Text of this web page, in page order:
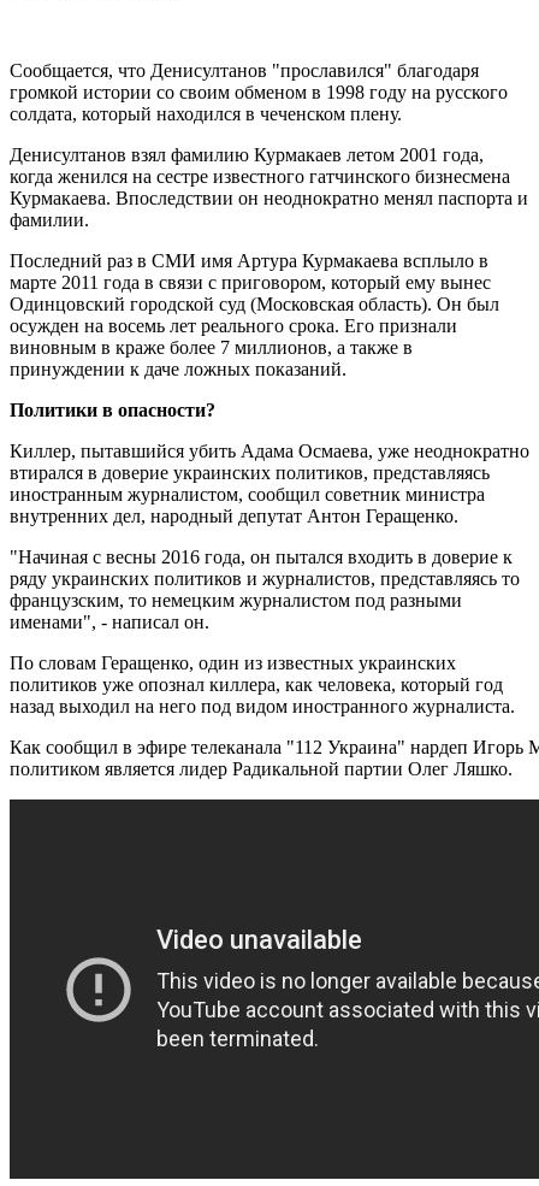
Сообщается, что Денисултанов "прославился" благодаря
громкой истории со своим обменом в 1998 году на русского
солдата, который находился в чеченском плену.
Денисултанов взял фамилию Курмакаев летом 2001 года,
когда женился на сестре известного гатчинского бизнесмена
Курмакаева. Впоследствии он неоднократно менял паспорта и
фамилии.
Последний раз в СМИ имя Артура Курмакаева всплыло в
марте 2011 года в связи с приговором, который ему вынес
Одинцовский городской суд (Московская область). Он был
осужден на восемь лет реального срока. Его признали
виновным в краже более 7 миллионов, а также в
принуждении к даче ложных показаний.
Политики в опасности?
Киллер, пытавшийся убить Адама Осмаева, уже неоднократно
втирался в доверие украинских политиков, представляясь
иностранным журналистом, сообщил советник министра
внутренних дел, народный депутат Антон Геращенко.
"Начиная с весны 2016 года, он пытался входить в доверие к
ряду украинских политиков и журналистов, представляясь то
французским, то немецким журналистом под разными
именами", - написал он.
По словам Геращенко, один из известных украинских
политиков уже опознал киллера, как человека, который год
назад выходил на него под видом иностранного журналиста.
Как сообщил в эфире телеканала "112 Украина" нардеп Игорь
политиком является лидер Радикальной партии Олег Ляшко.